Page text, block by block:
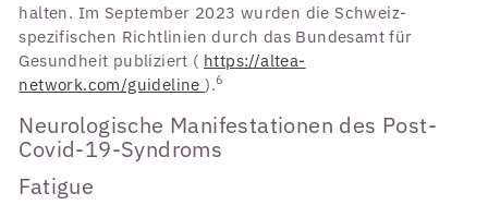
halten. Im September 2023 wurden die Schweiz-
spezifischen Richtlinien durch das Bundesamt für
Gesundheit publiziert ( https://altea-
network.com/guideline).6
Neurologische Manifestationen des Post-
Covid-19-Syndroms
Fatigue